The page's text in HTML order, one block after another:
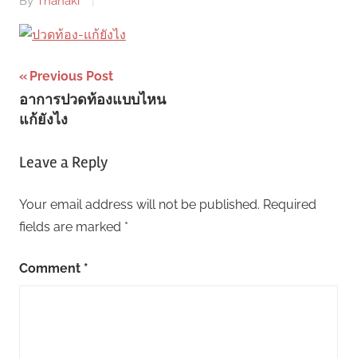
Post
navigation
Previous Post
อาการปวดท้องแบบไหน
แก้ยังไง
Leave a Reply
Your email address will not be published. Required
fields are marked *
Comment *